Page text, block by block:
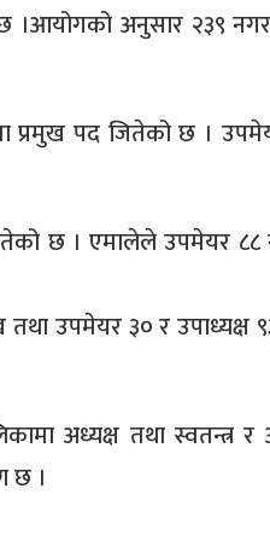
अनुसार २३९
प्रमुख पद जितेको छ ।
छ । एमालेले उपमेयर ८८
उपमेयर ३० र उपाध्यक्ष
अध्यक्ष तथा स्वतन्त्र
छ ।